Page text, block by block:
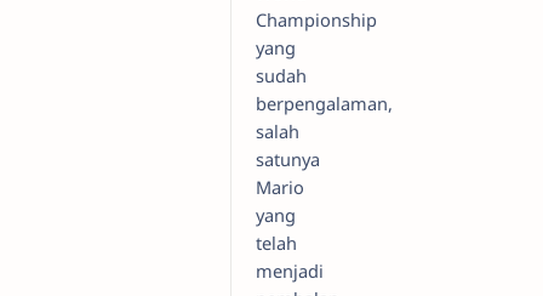
Championship
yang
sudah
berpengalaman,
salah
satunya
Mario
yang
telah
menjadi